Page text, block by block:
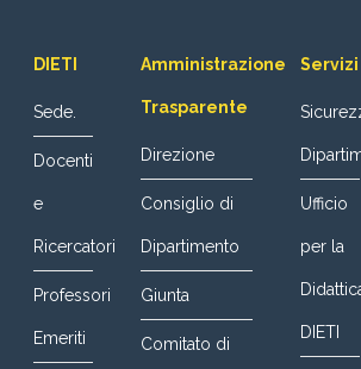
DIETI
Sede.
Docenti
e
Ricercatori
Professori
Emeriti
Amministrazione
Trasparente
Direzione
Consiglio di
Dipartimento
Giunta
Comitato di
Servizi
Ufficio
per la
DIETI